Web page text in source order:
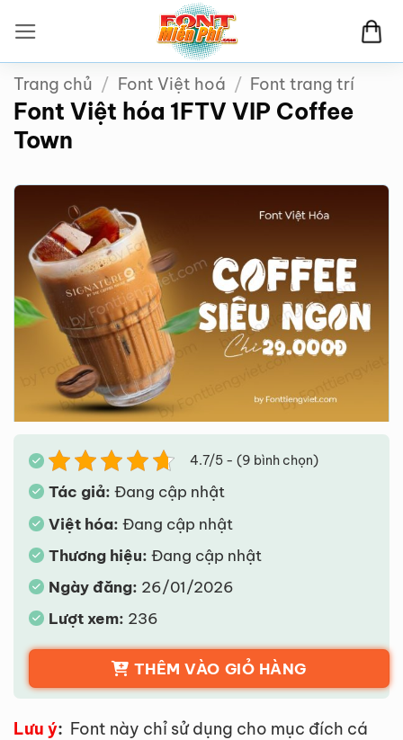
qua
nội
dung
Trang chủ / Font Việt hoá / Font trang trí
Font Việt hóa 1FTV VIP Coffee
Town
4.7/5 - (9 bình chọn)
Tác giả: Đang cập nhật
Việt hóa: Đang cập nhật
Thương hiệu: Đang cập nhật
Ngày đăng: 26/01/2026
Lượt xem: 236
THÊM VÀO GIỎ HÀNG
Lưu ý: Font này chỉ sử dụng cho mục đích cá